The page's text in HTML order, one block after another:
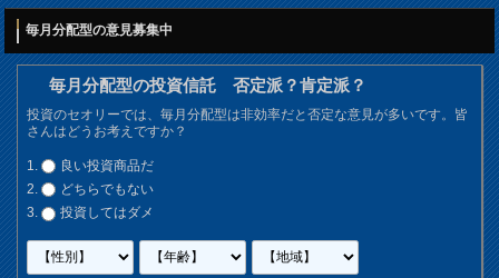
毎月分配型の意見募集中
毎月分配型の投資信託 否定派？肯定派？
投資のセオリーでは、毎月分配型は非効率だと否定な意見が多いです。皆
さんはどうお考えですか？
良い投資商品だ
どちらでもない
投資してはダメ